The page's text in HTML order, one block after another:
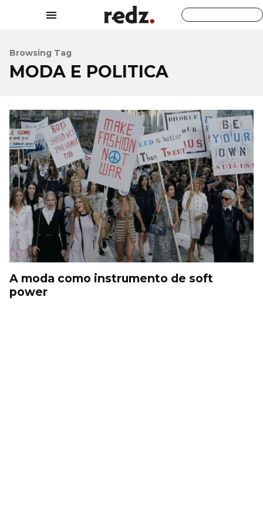
Browsing Tag
MODA E POLITICA
A moda como instrumento de soft
power